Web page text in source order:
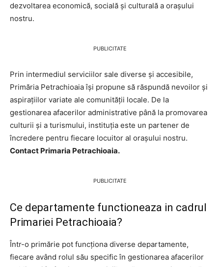
dezvoltarea economică, socială și culturală a orașului
nostru.
PUBLICITATE
Prin intermediul serviciilor sale diverse și accesibile,
Primăria Petrachioaia își propune să răspundă nevoilor și
aspirațiilor variate ale comunității locale. De la
gestionarea afacerilor administrative până la promovarea
culturii și a turismului, instituția este un partener de
încredere pentru fiecare locuitor al orașului nostru.
Contact Primaria Petrachioaia.
PUBLICITATE
Ce departamente functioneaza in cadrul
Primariei Petrachioaia?
Într-o primărie pot funcționa diverse departamente,
fiecare având rolul său specific în gestionarea afacerilor